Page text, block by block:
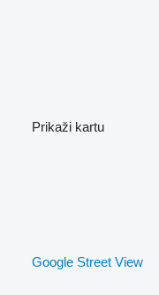
Prikaži kartu
Google Street View